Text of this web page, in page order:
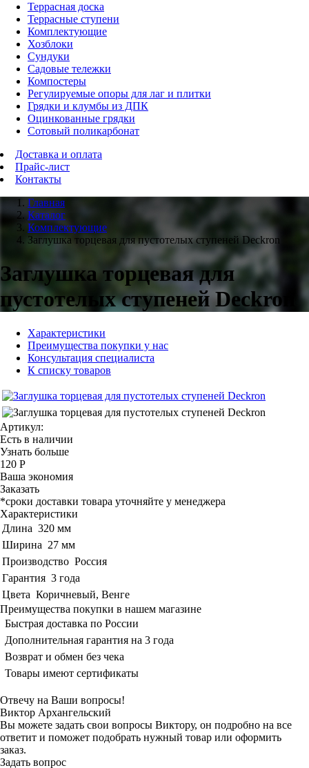
Террасная доска
Террасные ступени
Комплектующие
Хозблоки
Сундуки
Садовые тележки
Компостеры
Регулируемые опоры для лаг и плитки
Грядки и клумбы из ДПК
Оцинкованные грядки
Сотовый поликарбонат
Доставка и оплата
Прайс-лист
Контакты
Главная
Каталог
Комплектующие
Заглушка торцевая для пустотелых ступеней Deckron
Заглушка торцевая для
пустотелых ступеней Deckron
Характеристики
Преимущества покупки у нас
Консультация специалиста
К списку товаров
Артикул:
Есть в наличии
Узнать больше
120 Р
Ваша экономия
Заказать
*сроки доставки товара уточняйте у менеджера
Характеристики
Длина 320 мм
Ширина 27 мм
Производство Россия
Гарантия 3 года
Цвета Коричневый, Венге
Преимущества покупки в нашем магазине
Быстрая доставка по России
Дополнительная гарантия на 3 года
Возврат и обмен без чека
Товары имеют сертификаты
Отвечу на Ваши вопросы!
Виктор Архангельский
Вы можете задать свои вопросы Виктору, он подробно на все
ответит и поможет подобрать нужный товар или оформить
заказ.
Задать вопрос